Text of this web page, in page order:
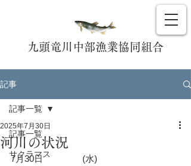
九頭竜川中部漁業協同組合
記事
記事一覧
サクラマス
記事一覧
河川の状況
2025年7月30日
7月30日		(水)